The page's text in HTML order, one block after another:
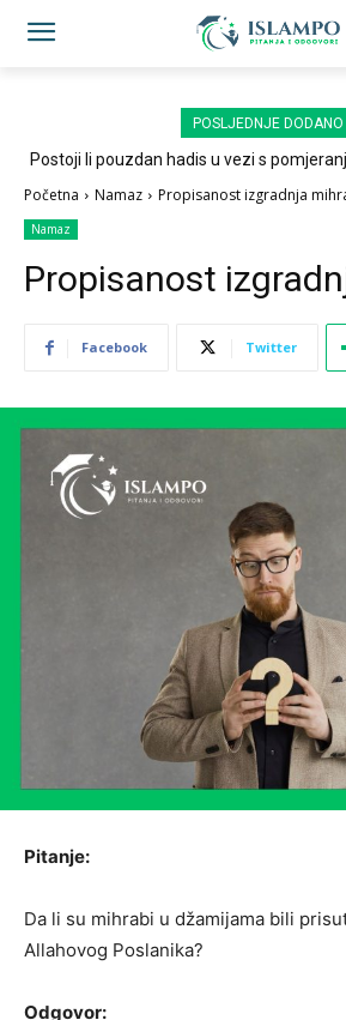
POSLJEDNJE DODANO
Postoji li pouzdan hadis u vezi s
Početna Namaz Propisanost izgradnja
Namaz
Propisanost
Facebook Twitter
Pitanje:
Da li su mihrabi u džamijama bili
Allahovog Poslanika?
Odgovor: